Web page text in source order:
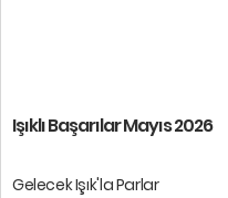
Işıklı Başarılar Mayıs 2026
Gelecek Işık'la Parlar